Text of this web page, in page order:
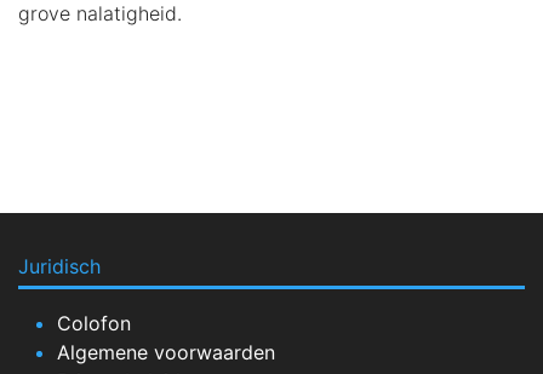
grove nalatigheid.
Juridisch
Colofon
Algemene voorwaarden